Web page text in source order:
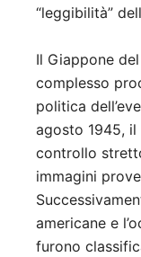
“leggibilità”
Il Giappone
complesso
politica
agosto 1945, il
controllo
immagini
americane e
furono